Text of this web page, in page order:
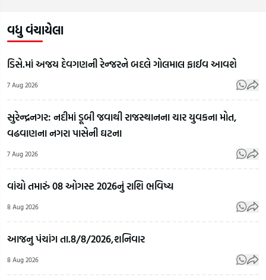
વધુ વંચાયેલા
ડિસે.માં અજય દેવગણની રેન્જરને બદલે ગોલમાલ ફાઈવ આવશે
7 Aug 2026
સુરેન્દ્રનગર: નદીમાં ડૂબી જવાથી રાજસ્થાનના ચાર યુવકના મોત,
વઢવાણના નગરા પાસેની ઘટના
7 Aug 2026
વાંચો તમારું 08 ઓગસ્ટ 2026નું રાશિ ભવિષ્ય
8 Aug 2026
આજનુ પંચાંગ તા.8/8/2026,શનિવાર
8 Aug 2026
વિપદા
સફળતાનો
કંડારતી
દીકરી,
અભ્યાસ
ટન બ્રાસ